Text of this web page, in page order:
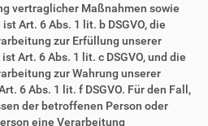
vertraglicher Maßnahmen sowie
Art. 6 Abs. 1 lit. b DSGVO, die
zur Erfüllung unserer
Art. 6 Abs. 1 lit. c DSGVO, und die
zur Wahrung unserer
6 Abs. 1 lit. f DSGVO. Für den Fall,
der betroffenen Person oder
eine Verarbeitung